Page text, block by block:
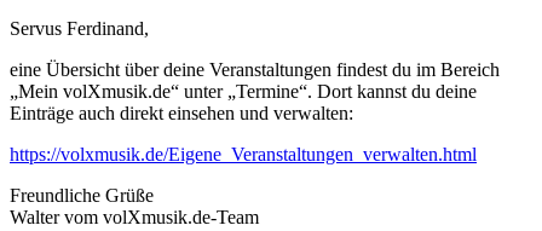
Servus Ferdinand,
eine Übersicht über deine Veranstaltungen findest du im Bereich
„Mein volXmusik.de“ unter „Termine“. Dort kannst du deine
Einträge auch direkt einsehen und verwalten:
https://volxmusik.de/Eigene_Veranstaltungen_verwalten.html
Freundliche Grüße
Walter vom volXmusik.de-Team